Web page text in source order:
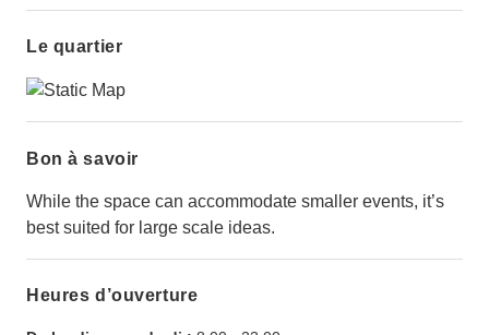
Le quartier
Bon à savoir
While the space can accommodate smaller events, it’s
best suited for large scale ideas.
Heures d’ouverture